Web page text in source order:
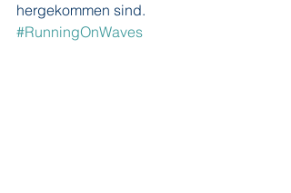
hergekommen sind.
#RunningOnWaves